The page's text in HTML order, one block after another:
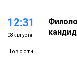
12:31
08 августа
Новости